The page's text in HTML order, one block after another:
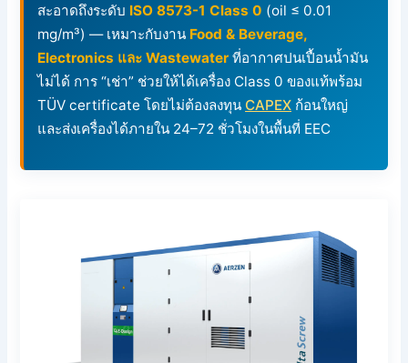
สะอาดถึงระดับ ISO 8573-1 Class 0 (oil ≤ 0.01
mg/m³) — เหมาะกับงาน Food & Beverage,
Electronics และ Wastewater ที่อากาศปนเปื้อนน้ำมัน
ไม่ได้ การ “เช่า” ช่วยให้ได้เครื่อง Class 0 ของแท้พร้อม
TÜV certificate โดยไม่ต้องลงทุนCAPEX ก้อนใหญ่
และส่งเครื่องได้ภายใน 24–72 ชั่วโมงในพื้นที่ EEC